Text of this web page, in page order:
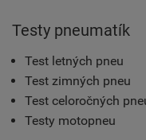
Testy pneumatík
Test letných pneu
Test zimných pneu
Test celoročných
Testy motopneu